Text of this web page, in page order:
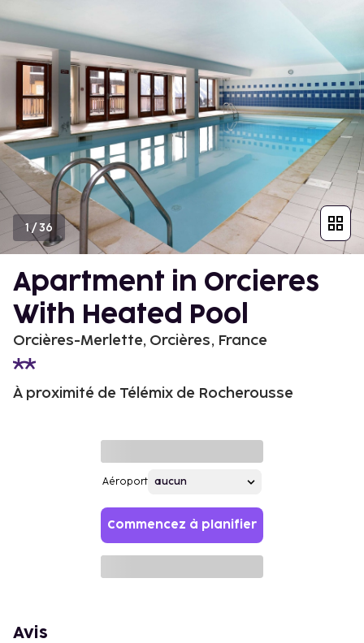
1/36
Apartment in Orcieres
With Heated Pool
Orcières-Merlette, Orcières, France
À proximité de Télémix de Rocherousse
Aéroport
Commencez à planifier
Avis